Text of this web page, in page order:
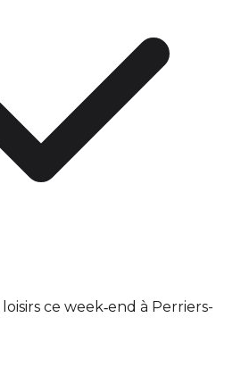
ce week‑end à Perriers-